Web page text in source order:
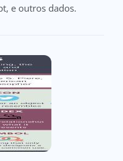
e outros dados.